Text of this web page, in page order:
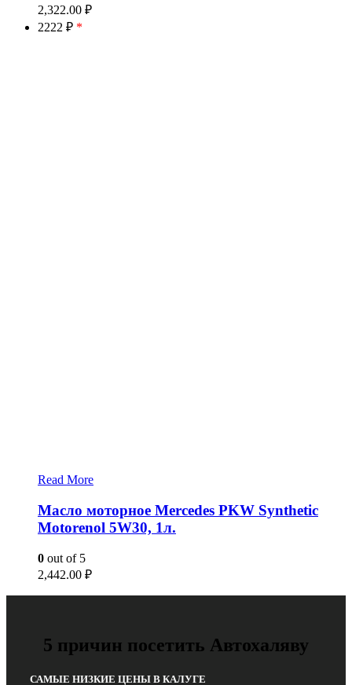
2,322.00 ₽
2222 ₽ *
Read More
Масло моторное Mercedes PKW Synthetic
Motorenol 5W30, 1л.
0 out of 5
2,442.00 ₽
5 причин посетить Автохаляву
САМЫЕ НИЗКИЕ ЦЕНЫ В КАЛУГЕ